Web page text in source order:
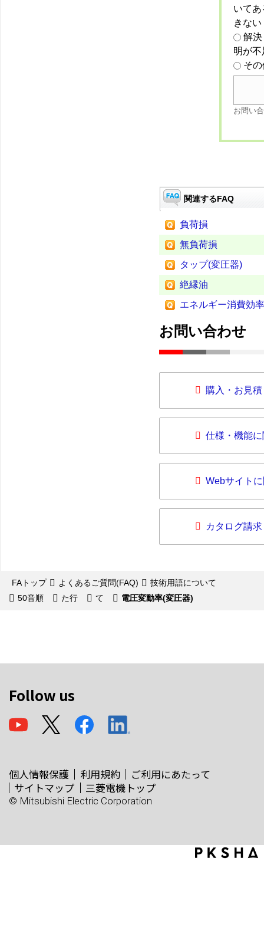
いて
きない
解
明が
そ
お問い
関連するFAQ
負荷損
無負荷損
タップ(変圧器)
絶縁油
エネルギー消費効
お問い合わせ
購入・お見
仕様・機能
Webサイト
カタログ請求
FAトップ よくあるご質問(FAQ)
技術用語について
50音順
た行 て 電圧変動率(変圧器)
Follow us
個人情報保護 利用規約
ご利用にあたって
サイトマップ
三菱電機トップ
© Mitsubishi Electric Corporation